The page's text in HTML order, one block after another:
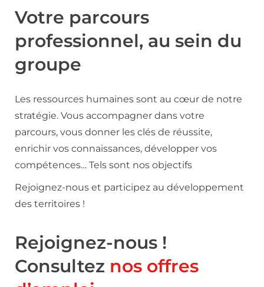
Votre parcours
professionnel, au sein du
groupe
Les ressources humaines sont au cœur de notre
stratégie. Vous accompagner dans votre
parcours, vous donner les clés de réussite,
enrichir vos connaissances, développer vos
compétences… Tels sont nos objectifs
Rejoignez-nous et participez au développement
des territoires !
Rejoignez-nous !
Consultez nos offres